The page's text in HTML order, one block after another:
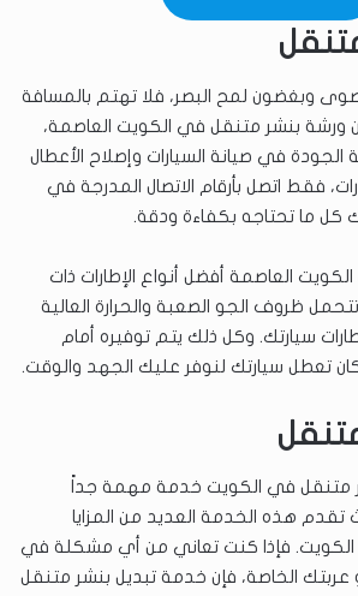
وبغضون لمح البصر، فلا تهتم بالمسافة
ورشة بنشر متنقل في الكويت العاصمة،
في صيانة السيارات وإصلاح الأعطال
فقط اتصل بأرقام الاتصال المدرجة في
كل ما تحتاجه بكفاءة ودقة.
العاصمة أفضل أنواع الإطارات ذات
تتحمل ظروف الجو الصعبة والحرارة العالية
سيارتك. وكل ذلك يتم توفيره أمام
تعطل سيارتك لنوفر عليك الجهد والوقت.
متنقل في الكويت خدمة مهمة جداً
تقدم هذه الخدمة العديد من المزايا
الكويت. فإذا كنت تعاني من أي مشكلة في
عربتك الخاصة، فإن خدمة تبديل بنشر متنقل